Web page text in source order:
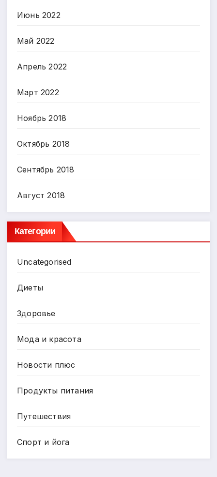
Июнь 2022
Май 2022
Апрель 2022
Март 2022
Ноябрь 2018
Октябрь 2018
Сентябрь 2018
Август 2018
Категории
Uncategorised
Диеты
Здоровье
Мода и красота
Новости плюс
Продукты питания
Путешествия
Спорт и йога